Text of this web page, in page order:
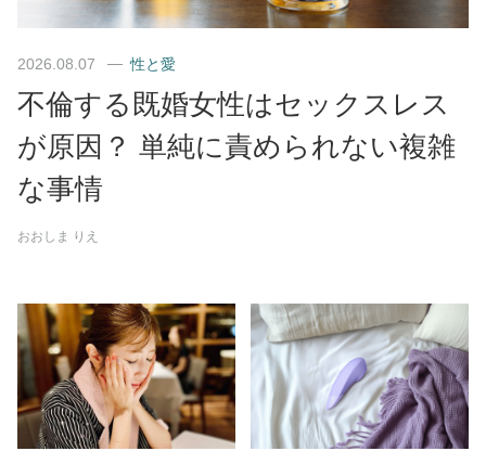
2026.08.07 性と愛
不倫する既婚女性はセックスレス
が原因？ 単純に責められない複雑
な事情
おおしま りえ